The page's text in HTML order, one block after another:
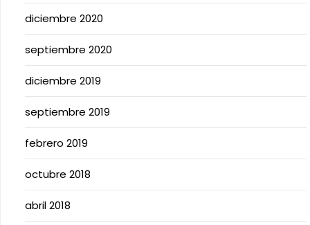
diciembre 2020
septiembre 2020
diciembre 2019
septiembre 2019
febrero 2019
octubre 2018
abril 2018